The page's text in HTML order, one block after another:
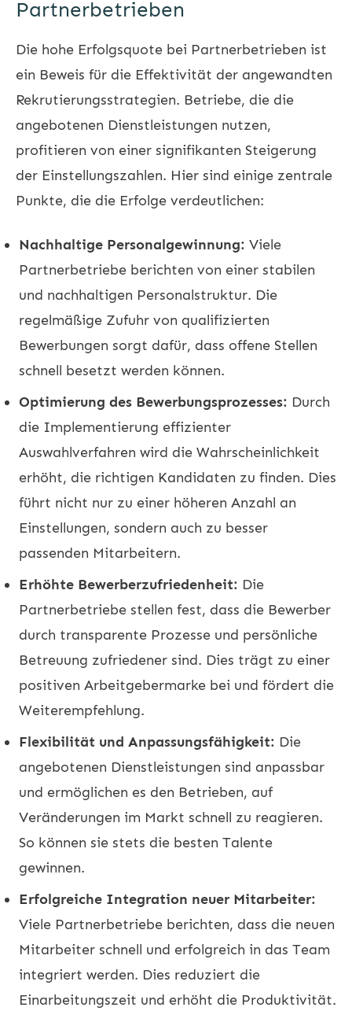
Partnerbetrieben
Die hohe Erfolgsquote bei Partnerbetrieben ist
ein Beweis für die Effektivität der angewandten
Rekrutierungsstrategien. Betriebe, die die
angebotenen Dienstleistungen nutzen,
profitieren von einer signifikanten Steigerung
der Einstellungszahlen. Hier sind einige zentrale
Punkte, die die Erfolge verdeutlichen:
Nachhaltige Personalgewinnung: Viele
Partnerbetriebe berichten von einer stabilen
und nachhaltigen Personalstruktur. Die
regelmäßige Zufuhr von qualifizierten
Bewerbungen sorgt dafür, dass offene Stellen
schnell besetzt werden können.
Optimierung des Bewerbungsprozesses: Durch
die Implementierung effizienter
Auswahlverfahren wird die Wahrscheinlichkeit
erhöht, die richtigen Kandidaten zu finden. Dies
führt nicht nur zu einer höheren Anzahl an
Einstellungen, sondern auch zu besser
passenden Mitarbeitern.
Erhöhte Bewerberzufriedenheit: Die
Partnerbetriebe stellen fest, dass die Bewerber
durch transparente Prozesse und persönliche
Betreuung zufriedener sind. Dies trägt zu einer
positiven Arbeitgebermarke bei und fördert die
Weiterempfehlung.
Flexibilität und Anpassungsfähigkeit: Die
angebotenen Dienstleistungen sind anpassbar
und ermöglichen es den Betrieben, auf
Veränderungen im Markt schnell zu reagieren.
So können sie stets die besten Talente
gewinnen.
Erfolgreiche Integration neuer Mitarbeiter:
Viele Partnerbetriebe berichten, dass die neuen
Mitarbeiter schnell und erfolgreich in das Team
integriert werden. Dies reduziert die
Einarbeitungszeit und erhöht die Produktivität.